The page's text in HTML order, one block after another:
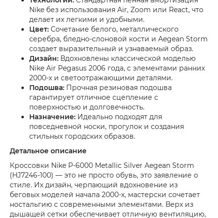
Nike без использования Air, Zoom или React, что
делает их легкими и удобными.
Цвет: Сочетание белого, металлического
серебра, бледно-слоновой кости и Aegean Storm
создает выразительный и узнаваемый образ.
Дизайн: Вдохновлены классической моделью
Nike Air Pegasus 2006 года, с элементами ранних
2000-х и светоотражающими деталями.
Подошва: Прочная резиновая подошва
гарантирует отличное сцепление с
поверхностью и долговечность.
Назначение: Идеально подходят для
повседневной носки, прогулок и создания
стильных городских образов.
Детальное описание
Кроссовки Nike P-6000 Metallic Silver Aegean Storm
(HJ7246-100) — это не просто обувь, это заявление о
стиле. Их дизайн, черпающий вдохновение из
беговых моделей начала 2000-х, мастерски сочетает
ностальгию с современными элементами. Верх из
дышащей сетки обеспечивает отличную вентиляцию,